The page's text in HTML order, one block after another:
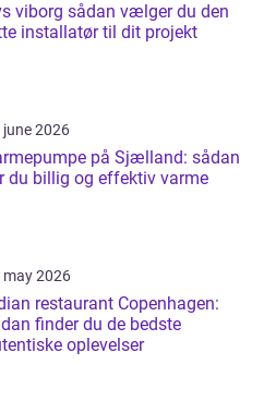
sådan vælger du den
installatør til dit projekt
june 2026
på Sjælland: sådan
du billig og effektiv varme
may 2026
restaurant Copenhagen:
finder du de bedste
oplevelser